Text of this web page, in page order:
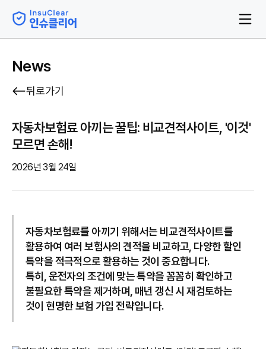
News
뒤로가기
자동차보험료 아끼는 꿀팁: 비교견적사이트, '이것'
모르면 손해!
2026년 3월 24일
자동차보험료를 아끼기 위해서는 비교견적사이트를
활용하여 여러 보험사의 견적을 비교하고, 다양한 할인
특약을 적극적으로 활용하는 것이 중요합니다.
특히, 운전자의 조건에 맞는 특약을 꼼꼼히 확인하고
불필요한 특약을 제거하며, 매년 갱신 시 재검토하는
것이 현명한 보험 가입 전략입니다.